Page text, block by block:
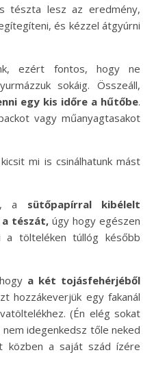
tészta lesz az eredmény,
és kézzel átgyúrni
ezért fontos, hogy ne
sokáig. Összeáll,
egy kis időre a hűtőbe.
vagy műanyagtasakot
mi is csinálhatunk mást
a sütőpapírral kibélelt
tészát, úgy hogy egészen
a tölteléken túllóg később
a két tojásfehérjéből
hozzákeverjük egy fakanál
(Én elég sokat
idegenkedsz tőle neked
közben a saját szád ízére